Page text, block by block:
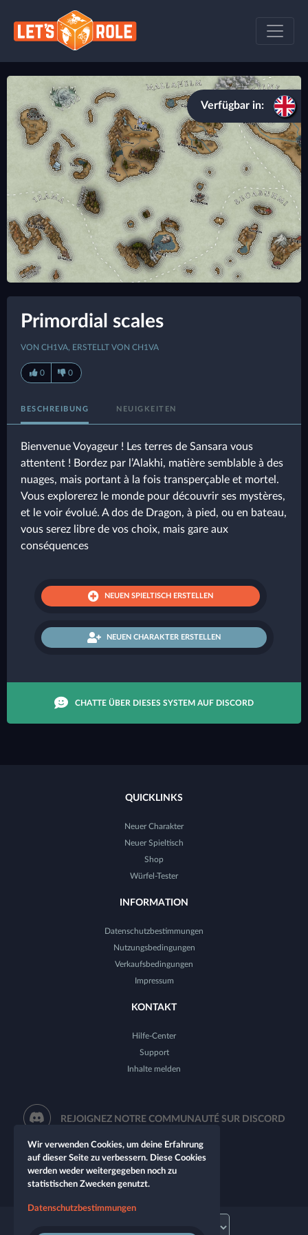
Verfügbar in:
Primordial scales
VON CH1VA, ERSTELLT VON CH1VA
0 0
BESCHREIBUNG NEUIGKEITEN
Bienvenue Voyageur ! Les terres de Sansara vous
attentent ! Bordez par l’Alakhi, matière semblable à des
nuages, mais portant à la fois transperçable et mortel.
Vous explorerez le monde pour découvrir ses mystères,
et le voir évolué. A dos de Dragon, à pied, ou en bateau,
vous serez libre de vos choix, mais gare aux
conséquences
NEUEN SPIELTISCH ERSTELLEN
NEUEN CHARAKTER ERSTELLEN
CHATTE ÜBER DIESES SYSTEM AUF DISCORD
QUICKLINKS
Neuer Charakter
Neuer Spieltisch
Shop
Würfel-Tester
INFORMATION
Datenschutzbestimmungen
Nutzungsbedingungen
Verkaufsbedingungen
Impressum
KONTAKT
Hilfe-Center
Support
Inhalte melden
REJOIGNEZ NOTRE COMMUNAUTÉ SUR DISCORD
Wir verwenden Cookies, um deine Erfahrung
auf dieser Seite zu verbessern. Diese Cookies
werden weder weitergegeben noch zu
statistischen Zwecken genutzt.
Datenschutzbestimmungen